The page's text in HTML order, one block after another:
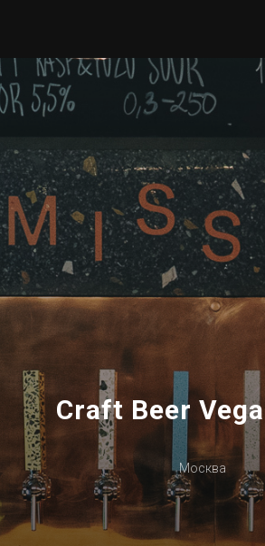
Craft Beer
Москва